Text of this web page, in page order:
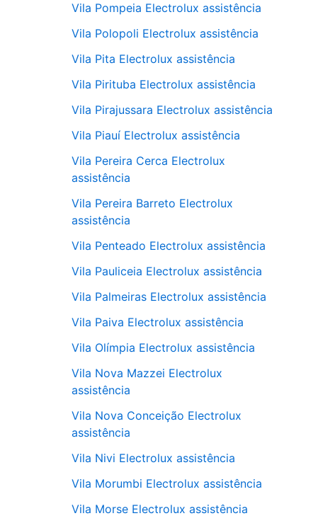
Vila Pompeia Electrolux assistência
Vila Polopoli Electrolux assistência
Vila Pita Electrolux assistência
Vila Pirituba Electrolux assistência
Vila Pirajussara Electrolux assistência
Vila Piauí Electrolux assistência
Vila Pereira Cerca Electrolux
assistência
Vila Pereira Barreto Electrolux
assistência
Vila Penteado Electrolux assistência
Vila Pauliceia Electrolux assistência
Vila Palmeiras Electrolux assistência
Vila Paiva Electrolux assistência
Vila Olímpia Electrolux assistência
Vila Nova Mazzei Electrolux
assistência
Vila Nova Conceição Electrolux
assistência
Vila Nivi Electrolux assistência
Vila Morumbi Electrolux assistência
Vila Morse Electrolux assistência